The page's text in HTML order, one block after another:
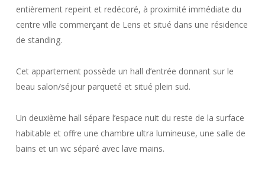
entièrement repeint et redécoré, à proximité immédiate du
centre ville commerçant de Lens et situé dans une résidence
de standing.
Cet appartement possède un hall d’entrée donnant sur le
beau salon/séjour parqueté et situé plein sud.
Un deuxième hall sépare l’espace nuit du reste de la surface
habitable et offre une chambre ultra lumineuse, une salle de
bains et un wc séparé avec lave mains.